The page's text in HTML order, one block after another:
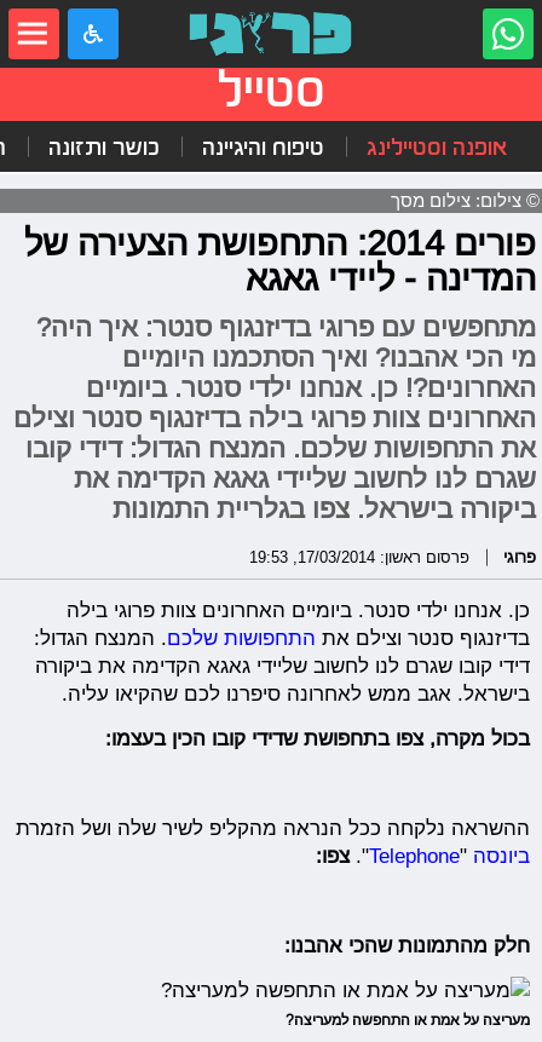
סטייל
אופנה וסטיילינג טיפוח והיגיינה כושר ותזונה
© צילום: צילום מסך
פורים 2014: התחפושת הצעירה של
המדינה - ליידי גאגא
מתחפשים עם פרוגי בדיזנגוף סנטר: איך היה?
מי הכי אהבנו? ואיך הסתכמנו היומיים
האחרונים?! כן. אנחנו ילדי סנטר. ביומיים
האחרונים צוות פרוגי בילה בדיזנגוף סנטר וצילם
את התחפושות שלכם. המנצח הגדול: דידי קובו
שגרם לנו לחשוב שליידי גאגא הקדימה את
ביקורה בישראל. צפו בגלריית התמונות
פרוגי פרסום ראשון: 17/03/2014, 19:53
כן. אנחנו ילדי סנטר. ביומיים האחרונים צוות פרוגי בילה
בדיזנגוף סנטר וצילם את התחפושות שלכם. המנצח הגדול:
דידי קובו שגרם לנו לחשוב שליידי גאגא הקדימה את ביקורה
בישראל. אגב ממש לאחרונה סיפרנו לכם שהקיאו עליה.
בכול מקרה, צפו בתחפושת שדידי קובו הכין בעצמו:
ההשראה נלקחה ככל הנראה מהקליפ לשיר שלה ושל הזמרת
ביונסה "
Telephone
".צפו:
חלק מהתמונות שהכי אהבנו:
מעריצה על אמת או התחפשה למעריצה?